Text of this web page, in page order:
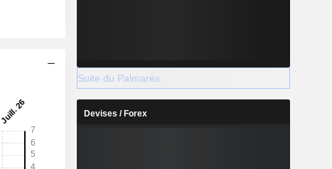
Suite du Palmarès
Devises / Forex